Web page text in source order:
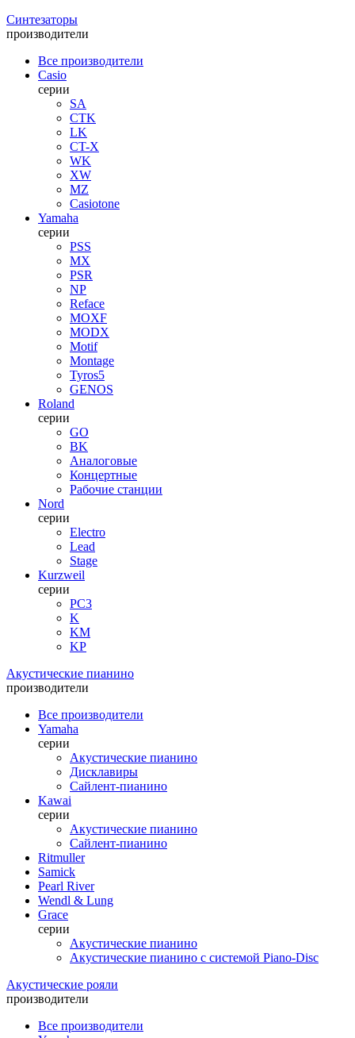
Синтезаторы
производители
Все производители
Casio
серии
SA
CTK
LK
CT-X
WK
XW
MZ
Casiotone
Yamaha
серии
PSS
MX
PSR
NP
Reface
MOXF
MODX
Motif
Montage
Tyros5
GENOS
Roland
серии
GO
BK
Аналоговые
Концертные
Рабочие станции
Nord
серии
Electro
Lead
Stage
Kurzweil
серии
PC3
K
KM
KP
Акустические пианино
производители
Все производители
Yamaha
серии
Акустические пианино
Дисклавиры
Сайлент-пианино
Kawai
серии
Акустические пианино
Сайлент-пианино
Ritmuller
Samick
Pearl River
Wendl & Lung
Grace
серии
Акустические пианино
Акустические пианино с системой Piano-Disc
Акустические рояли
производители
Все производители